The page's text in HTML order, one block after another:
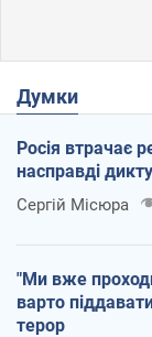
Думки
Росія втрачає
насправді
Сергій Місюра
"Ми вже
варто
терор